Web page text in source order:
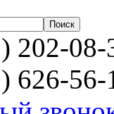
202-08-
626-56-